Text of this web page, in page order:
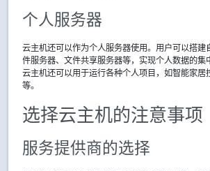
个人服务器
云主机还可以作为个人服务器使用。用户可以搭建
件服务器、文件共享服务器等，实现个人数据的集
云主机还可以用于运行各种个人项目，如智能家居
等。
选择云主机的注意事项
服务提供商的选择